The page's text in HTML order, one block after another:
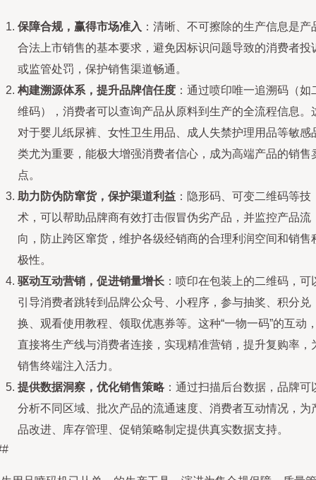
保障合规，赢得市场准入 ：清晰、不可擦除的生产信息是产
合法上市销售的基本要求，避免因标识问题导致的消费者投
或监管处罚，保护销售渠道畅通。
构建溯源体系，提升品牌信任度 ：通过喷印唯一追溯码（如
维码），消费者可以查询产品从原料到生产的全流程信息。
对于婴儿纸尿裤、女性卫生用品、成人失禁护理用品等敏感
类尤为重要，能极大增强消费者信心，成为高端产品的销售
点。
助力防伪防窜货，保护渠道利益 ：隐形码、可变二维码等技
术，可以帮助品牌商有效打击假冒伪劣产品，并监控产品流
向，防止跨区窜货，维护各级经销商的合理利润空间和销售
极性。
驱动互动营销，促进销量增长 ：喷印在包装上的二维码，可
引导消费者跳转到品牌公众号、小程序，参与抽奖、积分兑
换、观看使用教程、领取优惠券等。这种“一物一码”的互动
直接将生产线与消费者连接，实现精准营销，提升复购率，
销售终端注入活力。
提供数据洞察，优化销售策略 ：通过扫描后台数据，品牌可
分析不同区域、批次产品的流通速度、消费者互动情况，为
品改进、库存管理、促销策略制定提供真实数据支持。